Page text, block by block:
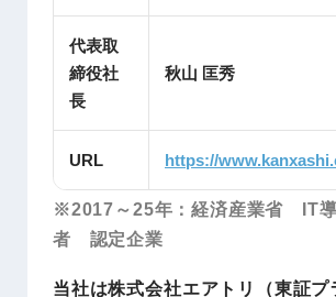
代表取
締役社
長
秋山 匡秀
URL https://
※2017～25年：経済産業省 IT
者 認定企業
当社は株式会社エアトリ（東証プ